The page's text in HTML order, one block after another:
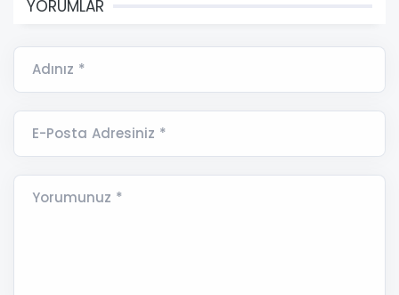
YORUMLAR
Adınız *
E-Posta Adresiniz *
Yorumunuz *